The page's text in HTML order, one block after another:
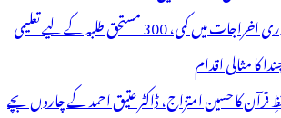
شادی کے غیر ضروری اخراجات میں کمی، 300 مستحق طلبہ کے لیے تعلیمی
کا مثالی اقدام
قرآن کا حسین امتزاج، ڈاکٹر عتیق احمد کے چاروں بچے